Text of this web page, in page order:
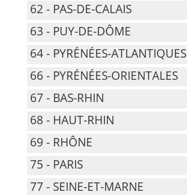
62 - PAS-DE-CALAIS
63 - PUY-DE-DÔME
64 - PYRÉNÉES-ATLANTIQUES
66 - PYRÉNÉES-ORIENTALES
67 - BAS-RHIN
68 - HAUT-RHIN
69 - RHÔNE
75 - PARIS
77 - SEINE-ET-MARNE